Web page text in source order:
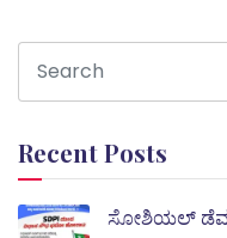
Recent Posts
ಸೋಶಿಯಲ್